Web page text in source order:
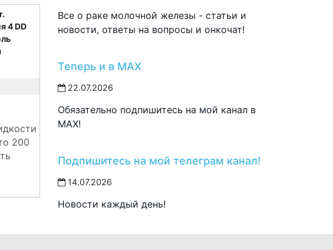
4 DD
200
Все о раке молочной железы - статьи и
новости, ответы на вопросы и онкочат!
Теперь и в MAX
22.07.2026
Обязательно подпишитесь на мой канал в
MAX!
Подпишитесь на мой телеграм канал!
14.07.2026
Новости каждый день!